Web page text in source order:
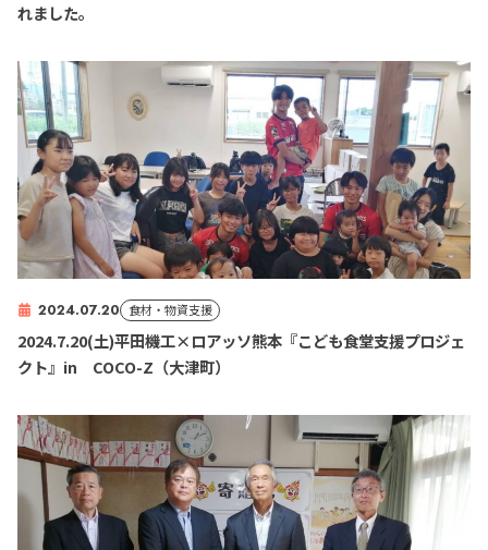
れました。
2024.07.20 食材・物資支援
2024.7.20(土)平田機工×ロアッソ熊本『こども食堂支援プロジェ
クト』in COCO-Z（大津町）